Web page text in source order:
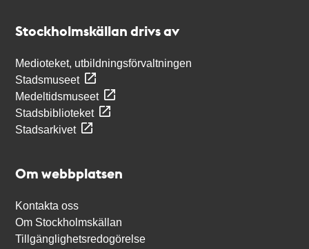
Stockholmskällan drivs av
Medioteket, utbildningsförvaltningen
Stadsmuseet
Medeltidsmuseet
Stadsbiblioteket
Stadsarkivet
Om webbplatsen
Kontakta oss
Om Stockholmskällan
Tillgänglighetsredogörelse